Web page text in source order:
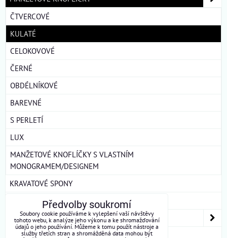
ČTVERCOVÉ
KULATÉ
CELOKOVOVÉ
ČERNÉ
OBDÉLNÍKOVÉ
BAREVNÉ
S PERLETÍ
LUX
MANŽETOVÉ KNOFLÍČKY S VLASTNÍM
MONOGRAMEM/DESIGNEM
KRAVATOVÉ SPONY
DÁMSKÉ ŠÁTKY A ŠÁLY
DÁRKOVÁ BALENÍ
Předvolby soukromí
Soubory cookie používáme k vylepšení vaší návštěvy
tohoto webu, k analýze jeho výkonu a ke shromažďování
údajů o jeho používání. Můžeme k tomu použít nástroje a
služby třetích stran a shromážděná data mohou být